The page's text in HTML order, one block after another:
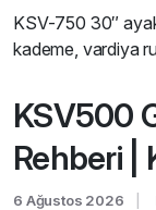
KSV-750 30″
kademe, vardiya
KSV500
Rehberi |
6 Ağustos 2026